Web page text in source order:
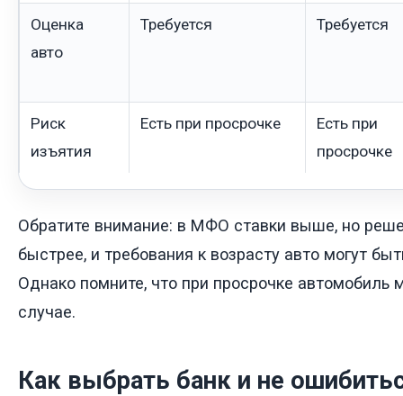
Оценка
авто
Требуется Требуется
Риск
изъятия
Есть при просрочке
Есть при
просрочке
Обратите внимание: в МФО ставки выше, но
быстрее, и требования к возрасту авто могут
Однако помните, что при просрочке автомобиль
случае.
Как выбрать банк и не